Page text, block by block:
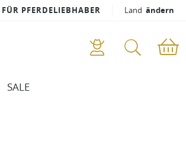
FÜR PFERDELIEBHABER Land ändern
SALE